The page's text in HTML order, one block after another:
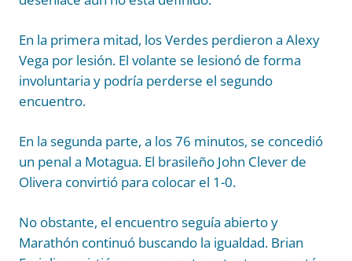
En la primera mitad, los Verdes perdieron a Alexy
Vega por lesión. El volante se lesionó de forma
involuntaria y podría perderse el segundo
encuentro.
En la segunda parte, a los 76 minutos, se concedió
un penal a Motagua. El brasileño John Clever de
Olivera convirtió para colocar el 1-0.
No obstante, el encuentro seguía abierto y
Marathón continuó buscando la igualdad. Brian